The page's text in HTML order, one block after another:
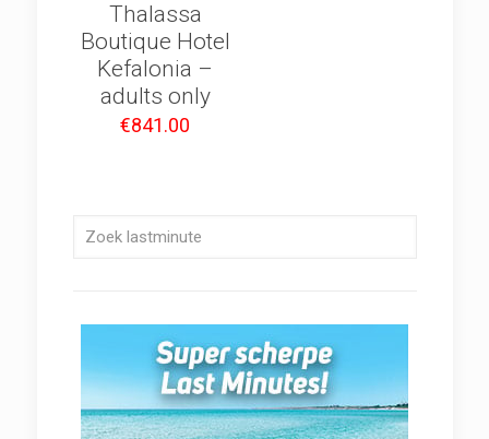
Thalassa
Boutique Hotel
Kefalonia –
adults only
€841.00